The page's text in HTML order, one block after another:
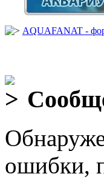
AQUAFANAT -
ошибки,